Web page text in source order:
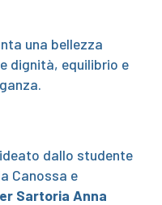
una bellezza
dignità, equilibrio e
deato dallo studente
Canossa e
Sartoria Anna